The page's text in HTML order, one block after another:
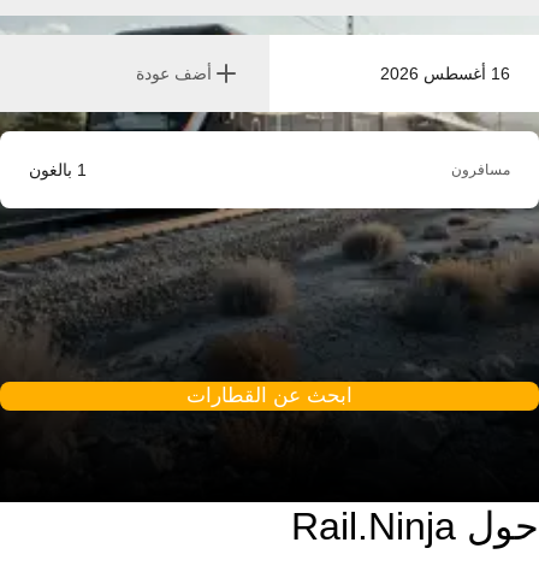
16 أغسطس 2026 أضف عودة
مسافرون 1 بالغون
ابحث عن القطارات
حول Rail.Ninja